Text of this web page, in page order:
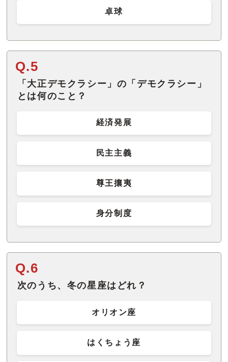
卓球
Q.5
「大正デモクラシー」の「デモクラシー」
とは何のこと？
経済発展
民主主義
尊王攘夷
身分制度
Q.6
次のうち、冬の星座はどれ？
オリオン座
はくちょう座